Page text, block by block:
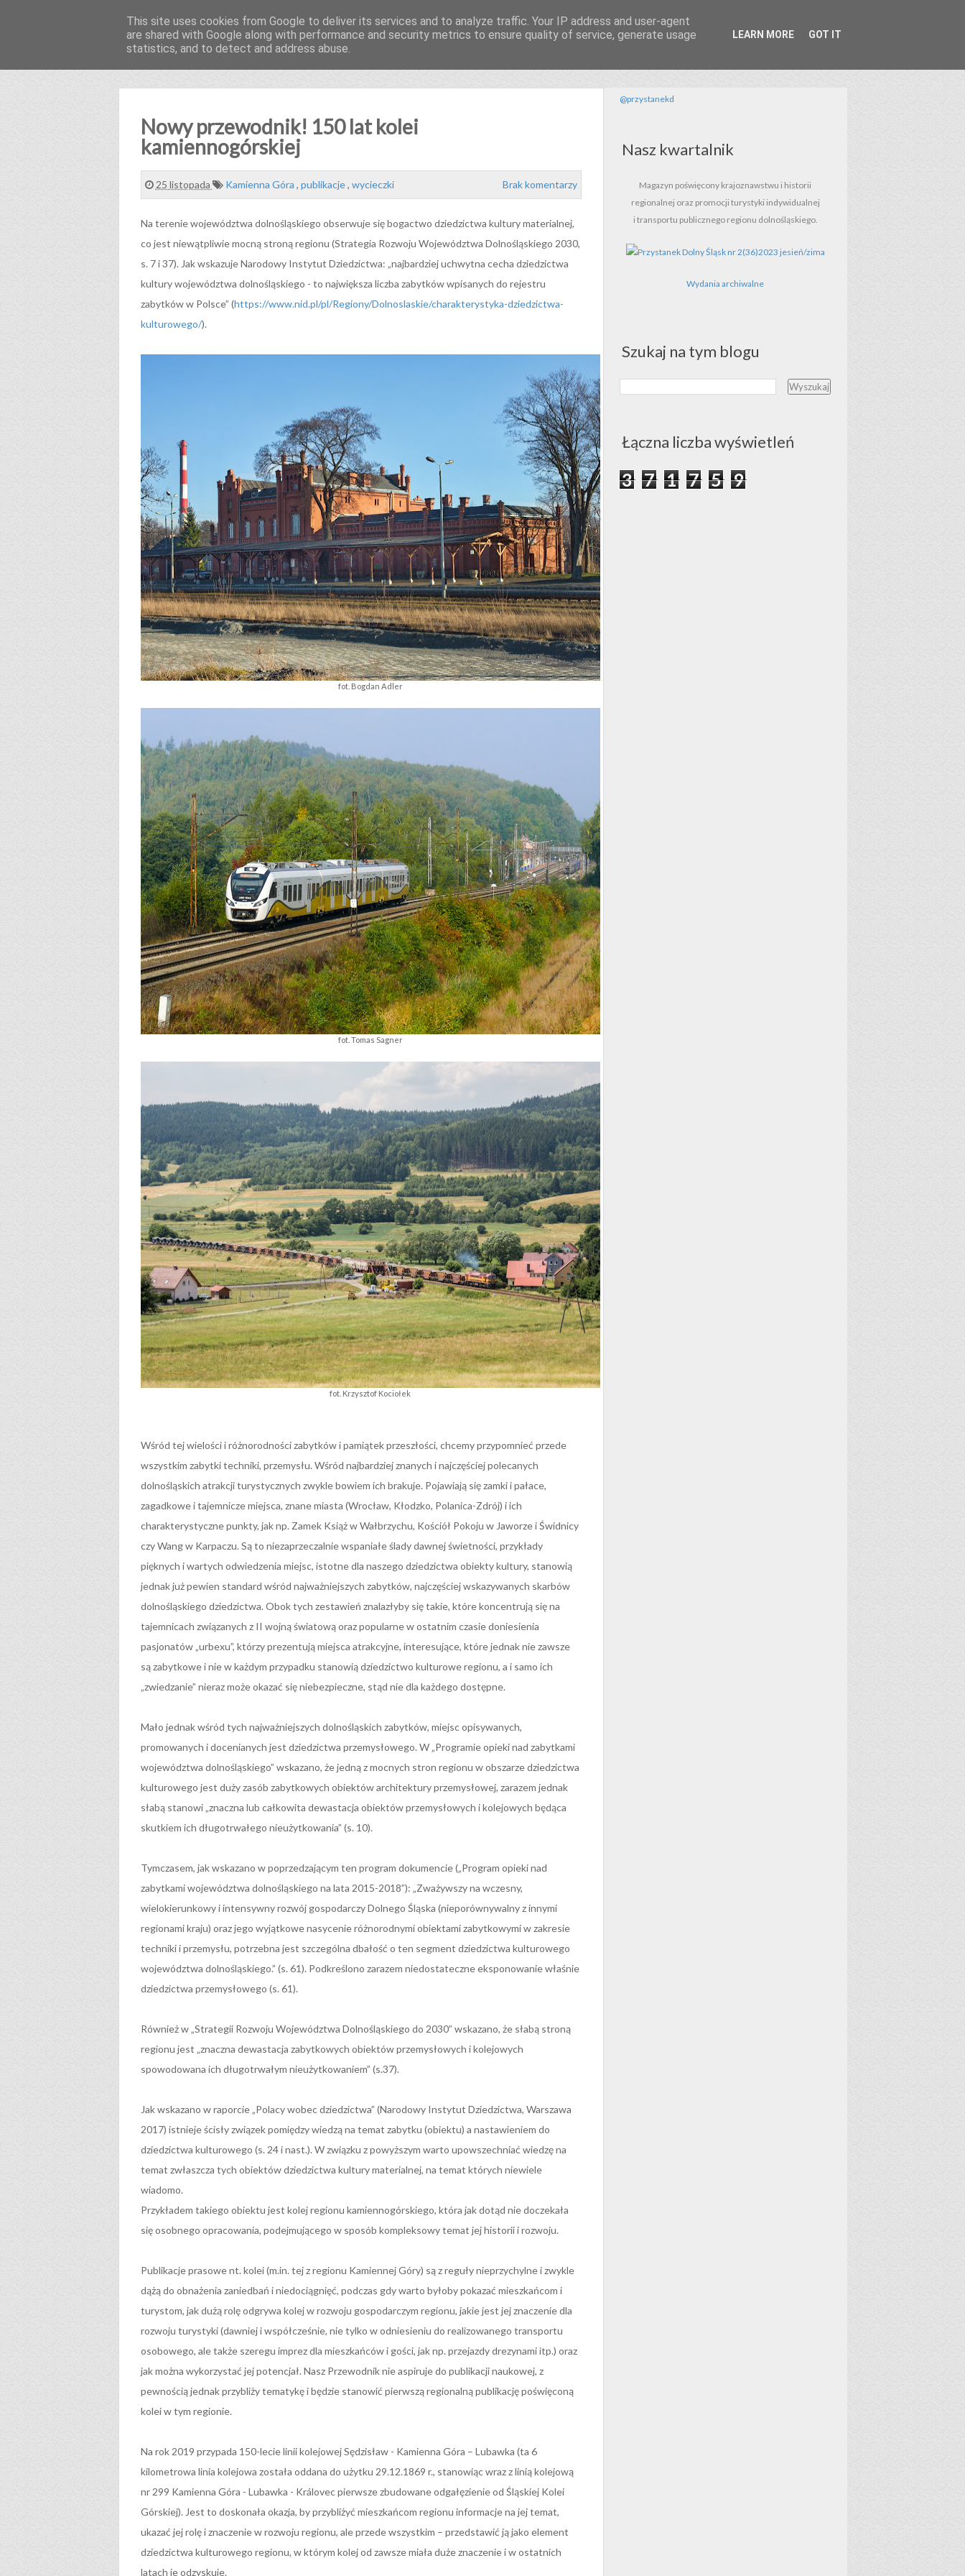
Koleją po Dolnym Śląsku
Nowy przewodnik! 150 lat kolei
kamiennogórskiej
25 listopada Kamienna Góra , publikacje, wycieczki Brak komentarzy
Na terenie województwa dolnośląskiego obserwuje się bogactwo dziedzictwa kultury materialnej,
co jest niewątpliwie mocną stroną regionu (Strategia Rozwoju Województwa Dolnośląskiego 2030,
s. 7 i 37). Jak wskazuje Narodowy Instytut Dziedzictwa: „najbardziej uchwytna cecha dziedzictwa
kultury województwa dolnośląskiego - to największa liczba zabytków wpisanych do rejestru
zabytków w Polsce” (https://www.nid.pl/pl/Regiony/Dolnoslaskie/charakterystyka-dziedzictwa-
kulturowego/).
fot. Bogdan Adler
fot. Tomas Sagner
fot. Krzysztof Kociołek
Wśród tej wielości i różnorodności zabytków i pamiątek przeszłości, chcemy przypomnieć przede
wszystkim zabytki techniki, przemysłu. Wśród najbardziej znanych i najczęściej polecanych
dolnośląskich atrakcji turystycznych zwykle bowiem ich brakuje. Pojawiają się zamki i pałace,
zagadkowe i tajemnicze miejsca, znane miasta (Wrocław, Kłodzko, Polanica-Zdrój) i ich
charakterystyczne punkty, jak np. Zamek Książ w Wałbrzychu, Kościół Pokoju w Jaworze i Świdnicy
czy Wang w Karpaczu. Są to niezaprzeczalnie wspaniałe ślady dawnej świetności, przykłady
pięknych i wartych odwiedzenia miejsc, istotne dla naszego dziedzictwa obiekty kultury, stanowią
jednak już pewien standard wśród najważniejszych zabytków, najczęściej wskazywanych skarbów
dolnośląskiego dziedzictwa. Obok tych zestawień znalazłyby się takie, które koncentrują się na
tajemnicach związanych z II wojną światową oraz popularne w ostatnim czasie doniesienia
pasjonatów „urbexu”, którzy prezentują miejsca atrakcyjne, interesujące, które jednak nie zawsze
są zabytkowe i nie w każdym przypadku stanowią dziedzictwo kulturowe regionu, a i samo ich
„zwiedzanie” nieraz może okazać się niebezpieczne, stąd nie dla każdego dostępne.
Mało jednak wśród tych najważniejszych dolnośląskich zabytków, miejsc opisywanych,
promowanych i docenianych jest dziedzictwa przemysłowego. W „Programie opieki nad zabytkami
województwa dolnośląskiego” wskazano, że jedną z mocnych stron regionu w obszarze dziedzictwa
kulturowego jest duży zasób zabytkowych obiektów architektury przemysłowej, zarazem jednak
słabą stanowi „znaczna lub całkowita dewastacja obiektów przemysłowych i kolejowych będąca
skutkiem ich długotrwałego nieużytkowania” (s. 10).
Tymczasem, jak wskazano w poprzedzającym ten program dokumencie („Program opieki nad
zabytkami województwa dolnośląskiego na lata 2015-2018”): „Zważywszy na wczesny,
wielokierunkowy i intensywny rozwój gospodarczy Dolnego Śląska (nieporównywalny z innymi
regionami kraju) oraz jego wyjątkowe nasycenie różnorodnymi obiektami zabytkowymi w zakresie
techniki i przemysłu, potrzebna jest szczególna dbałość o ten segment dziedzictwa kulturowego
województwa dolnośląskiego.” (s. 61). Podkreślono zarazem niedostateczne eksponowanie właśnie
dziedzictwa przemysłowego (s. 61).
Również w „Strategii Rozwoju Województwa Dolnośląskiego do 2030” wskazano, że słabą stroną
regionu jest „znaczna dewastacja zabytkowych obiektów przemysłowych i kolejowych
spowodowana ich długotrwałym nieużytkowaniem” (s.37).
Jak wskazano w raporcie „Polacy wobec dziedzictwa” (Narodowy Instytut Dziedzictwa, Warszawa
2017) istnieje ścisły związek pomiędzy wiedzą na temat zabytku (obiektu) a nastawieniem do
dziedzictwa kulturowego (s. 24 i nast.). W związku z powyższym warto upowszechniać wiedzę na
temat zwłaszcza tych obiektów dziedzictwa kultury materialnej, na temat których niewiele
wiadomo.
Przykładem takiego obiektu jest kolej regionu kamiennogórskiego, która jak dotąd nie doczekała
się osobnego opracowania, podejmującego w sposób kompleksowy temat jej historii i rozwoju.
Publikacje prasowe nt. kolei (m.in. tej z regionu Kamiennej Góry) są z reguły nieprzychylne i zwykle
dążą do obnażenia zaniedbań i niedociągnięć, podczas gdy warto byłoby pokazać mieszkańcom i
turystom, jak dużą rolę odgrywa kolej w rozwoju gospodarczym regionu, jakie jest jej znaczenie dla
rozwoju turystyki (dawniej i współcześnie, nie tylko w odniesieniu do realizowanego transportu
osobowego, ale także szeregu imprez dla mieszkańców i gości, jak np. przejazdy drezynami itp.) oraz
jak można wykorzystać jej potencjał. Nasz Przewodnik nie aspiruje do publikacji naukowej, z
pewnością jednak przybliży tematykę i będzie stanowić pierwszą regionalną publikację poświęconą
kolei w tym regionie.
Na rok 2019 przypada 150-lecie linii kolejowej Sędzisław - Kamienna Góra – Lubawka (ta 6
kilometrowa linia kolejowa została oddana do użytku 29.12.1869 r., stanowiąc wraz z linią kolejową
nr 299 Kamienna Góra - Lubawka - Královec pierwsze zbudowane odgałęzienie od Śląskiej Kolei
Górskiej). Jest to doskonała okazja, by przybliżyć mieszkańcom regionu informacje na jej temat,
ukazać jej rolę i znaczenie w rozwoju regionu, ale przede wszystkim – przedstawić ją jako element
dziedzictwa kulturowego regionu, w którym kolej od zawsze miała duże znaczenie i w ostatnich
latach je odzyskuje.
@przystanekd
Nasz kwartalnik
Magazyn poświęcony krajoznawstwu i historii
regionalnej oraz promocji turystyki indywidualnej
i transportu publicznego regionu dolnośląskiego.
Wydania archiwalne
Szukaj na tym blogu
Łączna liczba wyświetleń
3 7 1 7 5 9
This site uses cookies from Google to deliver its services and to analyze traffic. Your IP address and user-agent
are shared with Google along with performance and security metrics to ensure quality of service, generate usage
statistics, and to detect and address abuse.
LEARN MORE GOT IT